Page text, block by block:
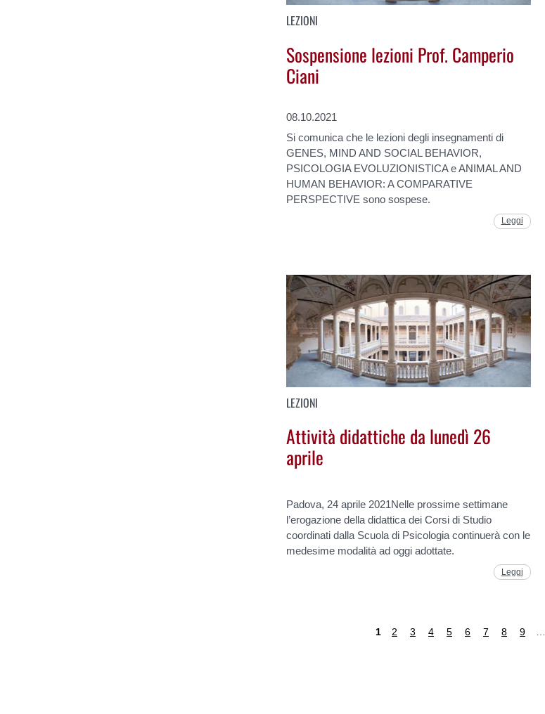
LEZIONI
Sospensione lezioni Prof. Camperio
Ciani
08.10.2021
Si comunica che le lezioni degli insegnamenti di
GENES, MIND AND SOCIAL BEHAVIOR,
PSICOLOGIA EVOLUZIONISTICA e ANIMAL AND
HUMAN BEHAVIOR: A COMPARATIVE
PERSPECTIVE sono sospese.
Leggi
LEZIONI
Attività didattiche da lunedì 26
aprile
Padova, 24 aprile 2021Nelle prossime settimane
l’erogazione della didattica dei Corsi di Studio
coordinati dalla Scuola di Psicologia continuerà con le
medesime modalità ad oggi adottate.
Leggi
1 2 3 4 5 6 7 8 9 …